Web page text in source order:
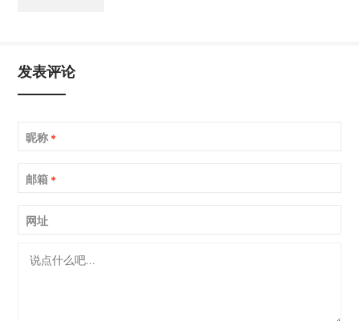
发表评论
昵称 *
邮箱 *
网址